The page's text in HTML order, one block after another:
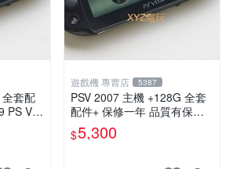
套配
遊戲機 專賣店 5387
PSV 2007 主機 +128G 全套
配件+ 保修一年 品質有保障 p
s vita 改好直下直玩
$5,300